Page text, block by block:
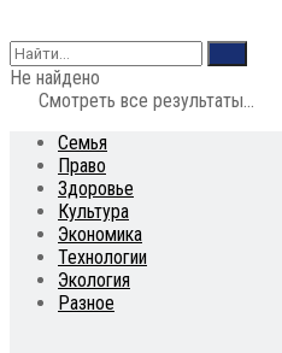
Не найдено
Смотреть все результаты...
Семья
Право
Здоровье
Культура
Экономика
Технологии
Экология
Разное